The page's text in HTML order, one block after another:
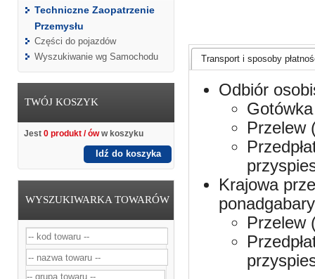
Techniczne Zaopatrzenie
Przemysłu
Części do pojazdów
Wyszukiwanie wg Samochodu
TWÓJ KOSZYK
Jest 0 produkt / óww koszyku
Idź do koszyka
WYSZUKIWARKA TOWARÓW
Transport i sposoby
Odbiór
Przelew
Krajowa
Przelew